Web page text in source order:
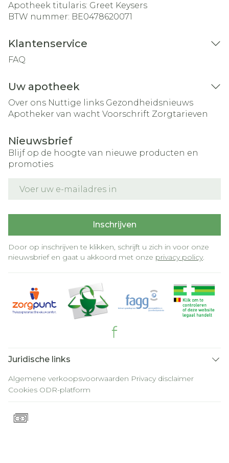
Apotheek titularis: Greet Keysers
BTW nummer: BE0478620071
Klantenservice
FAQ
Uw apotheek
Over ons Nuttige links Gezondheidsnieuws
Apotheker van wacht Voorschrift Zorgtarieven
Nieuwsbrief
Blijf op de hoogte van nieuwe producten en
promoties
Inschrijven
Door op inschrijven te klikken, schrijft u zich in voor onze
nieuwsbrief en gaat u akkoord met onze privacy policy.
Juridische links
Algemene verkoopsvoorwaarden Privacy disclaimer
Cookies ODR-platform